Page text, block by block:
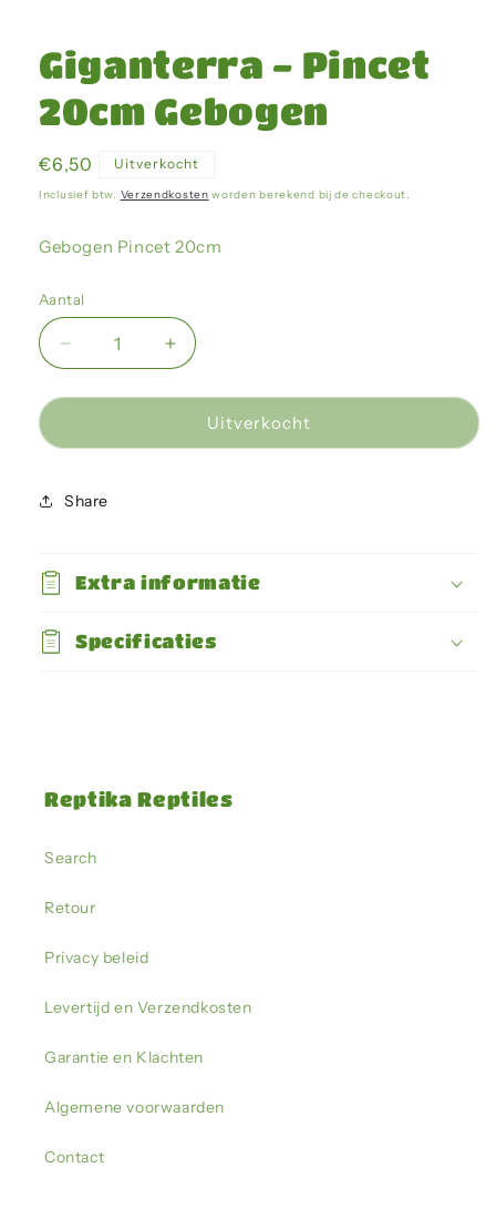
in
modaal
Giganterra - Pincet
20cm Gebogen
Normale
prijs
€6,50 Uitverkocht
Inclusief btw. Verzendkosten worden berekend bij de checkout.
Gebogen Pincet 20cm
Aantal
Aantal
verlagen
voor
-
20cm
Aantal
verhogen
voor
Giganterra
-
Uitverkocht
Share
Extra informatie
Specificaties
Reptika Reptiles
Search
Retour
Privacy beleid
Levertijd en Verzendkosten
Garantie en Klachten
Algemene voorwaarden
Contact